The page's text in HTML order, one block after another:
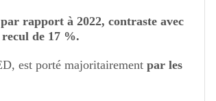
rapport à 2022, contraste avec
de 17 %.
est porté majoritairementpar les